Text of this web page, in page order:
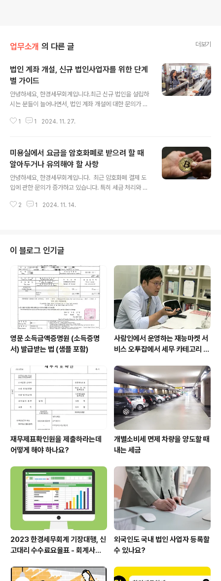
업무소개 의 다른 글 더보기
법인 계좌 개설, 신규 법인사업자를 위한 단계
별 가이드
안녕하세요, 한경세무회계입니다.최근 신규 법인을 설립하
시는 분들이 늘어나면서, 법인 계좌 개설에 대한 문의가 많
개설 과정에서 어려움을 겪는 경우가 많습니다. 이에 계좌
고, 필요한 준비 사항들을 미리 파악하실 수 있을 것입니
다. 1. 필요 서류 준비 ◾ 사업자등록증(원본) : 사업자등록
이 완료되었음을 증명하는 서류입니다. 국세청 홈택스에서
발급 가능합니다.◾ 법인등기사항전부증명서(법인 등기부
등본) : 대표자의 실제 대표권을 확인하기 위한 서류입니
다. 법인명이 바뀌었다면 말소사항뿐만 아니라 변경사항
1 1 2024. 11. 27.
미용실에서 요금을 암호화폐로 받으려 할 때
알아두거나 유의해야 할 사항
안녕하세요, 한경세무회계입니다. 최근 암호화폐 결제 도
입에 관한 문의가 증가하고 있습니다. 특히 세금 처리와 시
다. 오늘은 미용실에서 암호화폐 결제를 도입할 때, 고려해
을 준용하여 다음과 같이 평가합니다.◾ 업비트, 빗썸, 코빗,
코인원에서 거래되는 가상자산 : 평가일 전후 1개월간 공시
된 평균액◾ 그 외 가상자산 : 거래소에서 공시하는 거래일
평균가액 또한, 현금영수증 발급 의무는 없습니다.(서면-2
022-법규소득-2967, 2022.8.25.) ◼ 소득세 / 법인세
매출액에..
2 1 2024. 11. 14.
이 블로그 인기글
영문 소득금액증명원 (소득증명
서) 발급받는 법 (샘플 포함)
사람인에서 운영하는 재능마켓 서
비스 오투잡에서 세무 카테고리 대
니다.
재무제표확인원을 제출하라는데
어떻게 해야 하나요?
개별소비세 면제 차량을 양도할 때
내는 세금
2023 한경세무회계 기장대행, 신
고대리 수수료요율표 - 회계사보
외국인도 국내 법인 사업자 등록할
수 있나요?